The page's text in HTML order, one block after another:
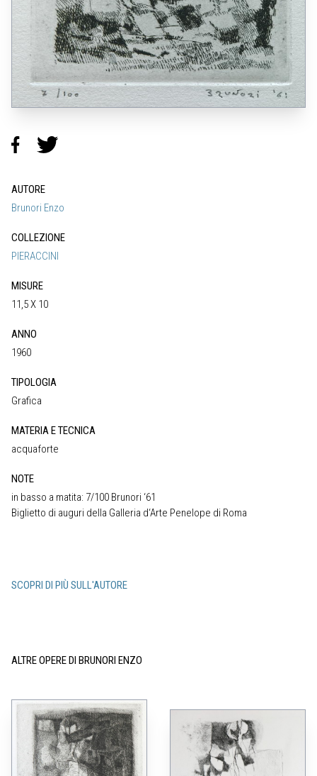
AUTORE
Brunori Enzo
COLLEZIONE
PIERACCINI
MISURE
11,5 X 10
ANNO
1960
TIPOLOGIA
Grafica
MATERIA E TECNICA
acquaforte
NOTE
in basso a matita: 7/100 Brunori ‘61
Biglietto di auguri della Galleria d‘Arte Penelope di Roma
SCOPRI DI PIÙ SULL'AUTORE
ALTRE OPERE DI BRUNORI ENZO